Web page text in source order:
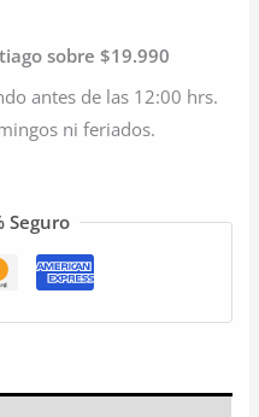
sobre $19.990
antes de las 12:00 hrs.
ni feriados.
Seguro